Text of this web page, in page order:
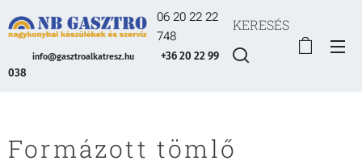
06 20 22 22
748
info@gasztroalkatresz.hu
+36 20 22 99
038
KERESÉS
Formázott tömlő